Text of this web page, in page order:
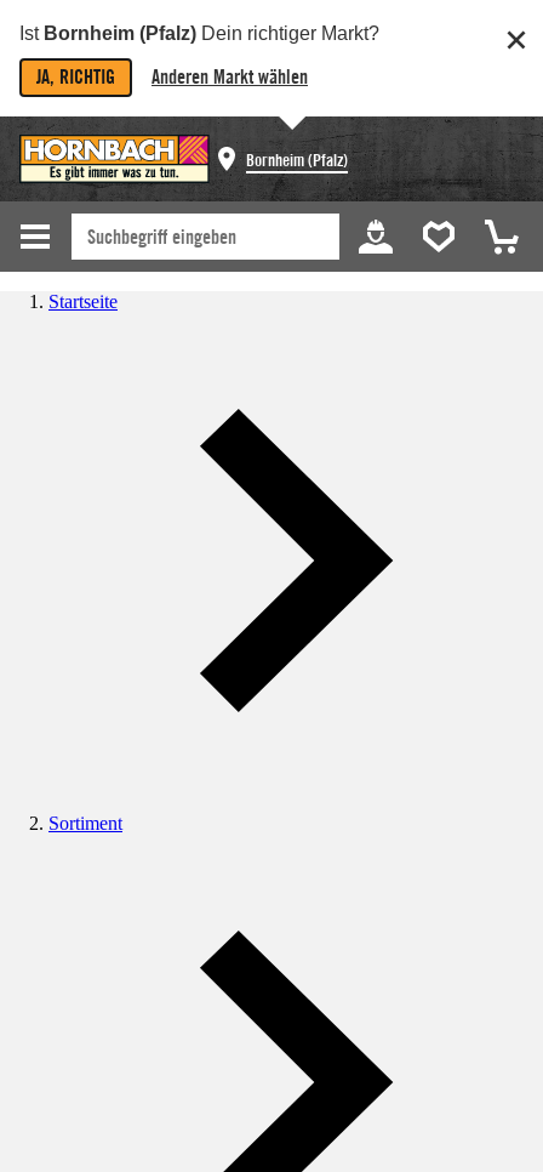
Ist Bornheim (Pfalz) Dein richtiger Markt?
JA, RICHTIG Anderen Markt wählen
Bornheim (Pfalz)
Startseite
Sortiment